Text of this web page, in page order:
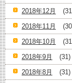
2018年12月
2018年11月
2018年10月
2018年9月
(31)
2018年8月
(31)